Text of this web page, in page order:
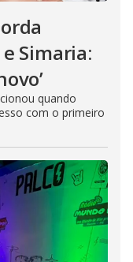
Simaria:
quando
com o primeiro